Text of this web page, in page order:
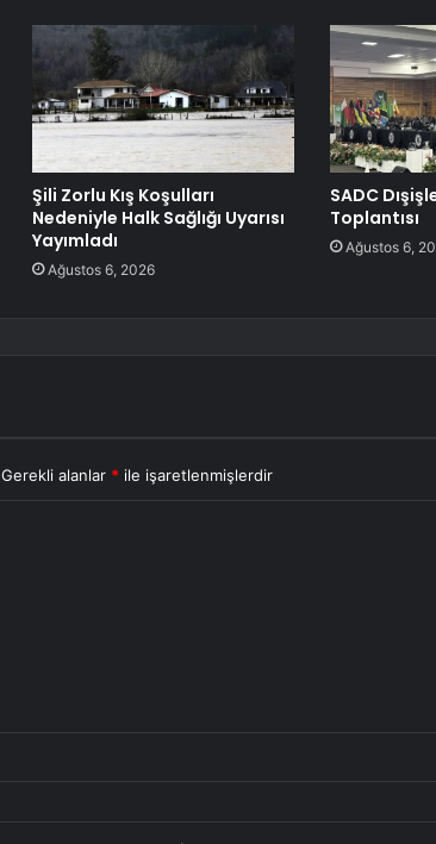
Şili Zorlu Kış Koşulları
Nedeniyle Halk Sağlığı Uyarısı
Yayımladı
Ağustos 6, 2026
SADC
Toplantısı
Ağustos 6,
Gerekli alanlar * ile işaretlenmişlerdir